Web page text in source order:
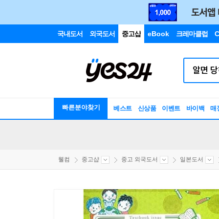
국내도서 외국도서 중고샵 eBook 크레마클럽
빠른분야찾기 베스트 신상품 이벤트 바이백 매
웰컴 중고샵 중고 외국도서 일본도서